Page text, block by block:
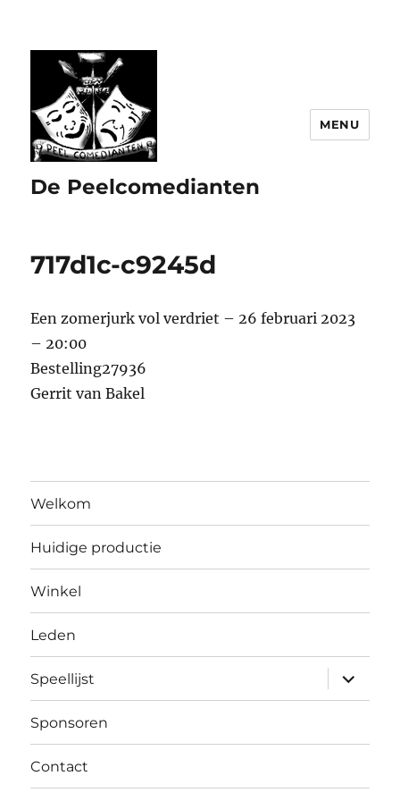
De Peelcomedianten
MENU
717d1c-c9245d
Een zomerjurk vol verdriet – 26 februari 2023
– 20:00
Bestelling27936
Gerrit van Bakel
Welkom
Huidige productie
Winkel
Leden
Speellijst
Sponsoren
Contact